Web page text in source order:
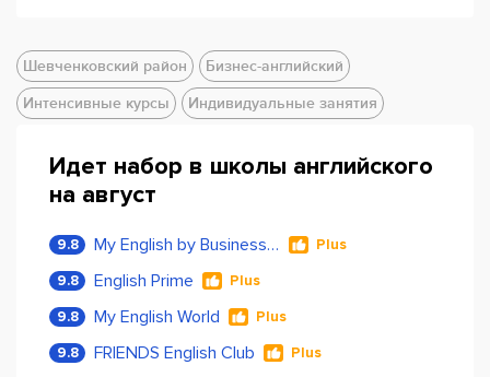
Шевченковский район
Бизнес-английский
Интенсивные курсы
Индивидуальные занятия
Идет набор в школы английского
на август
9.8 My English by Business Language Plus
9.8 English Prime Plus
9.8 My English World Plus
9.8 FRIENDS English Club Plus